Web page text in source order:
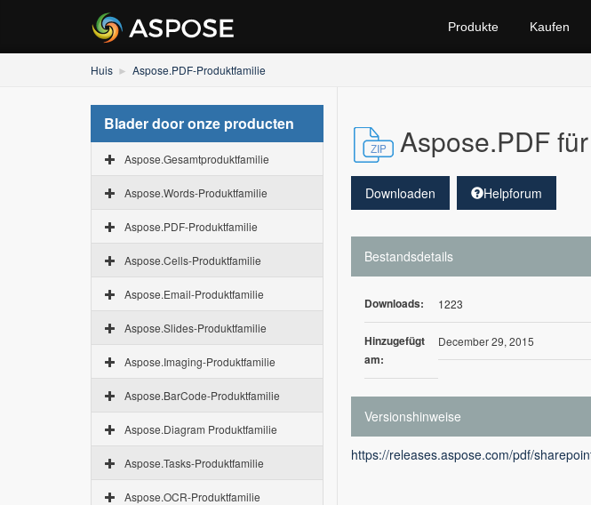
Produkte Kaufen
Huis Aspose.PDF-Produktfamilie
Blader door onze producten
Aspose.Gesamtproduktfamilie
Aspose.Words-Produktfamilie
Aspose.PDF-Produktfamilie
Aspose.Cells-Produktfamilie
Aspose.Email-Produktfamilie
Aspose.Slides-Produktfamilie
Aspose.Imaging-Produktfamilie
Aspose.BarCode-Produktfamilie
Aspose.Diagram Produktfamilie
Aspose.Tasks-Produktfamilie
Aspose.OCR-Produktfamilie
Aspose.PDF
Downloaden Helpforum
Bestandsdetails
Downloads: 1223
Hinzugefügt
am:
December 29, 2015
Versionshinweise
https://releases.aspose.com/pdf/